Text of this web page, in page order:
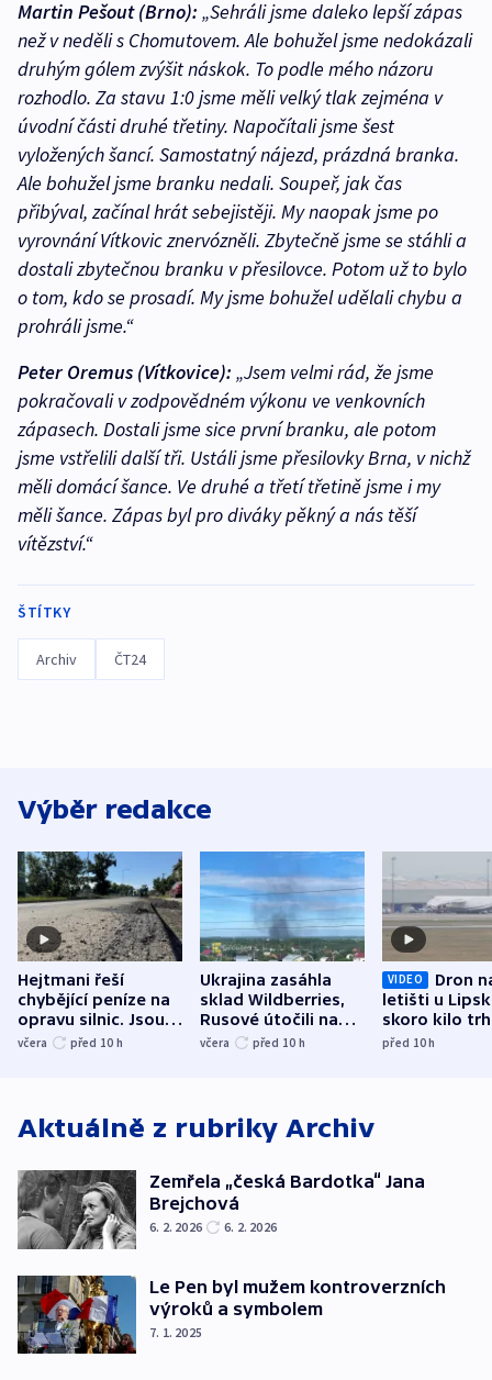
Martin Pešout (Brno): „Sehráli jsme daleko lepší zápas
než v neděli s Chomutovem. Ale bohužel jsme nedokázali
druhým gólem zvýšit náskok. To podle mého názoru
rozhodlo. Za stavu 1:0 jsme měli velký tlak zejména v
úvodní části druhé třetiny. Napočítali jsme šest
vyložených šancí. Samostatný nájezd, prázdná branka.
Ale bohužel jsme branku nedali. Soupeř, jak čas
přibýval, začínal hrát sebejistěji. My naopak jsme po
vyrovnání Vítkovic znervózněli. Zbytečně jsme se stáhli a
dostali zbytečnou branku v přesilovce. Potom už to bylo
o tom, kdo se prosadí. My jsme bohužel udělali chybu a
prohráli jsme.“
Peter Oremus (Vítkovice): „Jsem velmi rád, že jsme
pokračovali v zodpovědném výkonu ve venkovních
zápasech. Dostali jsme sice první branku, ale potom
jsme vstřelili další tři. Ustáli jsme přesilovky Brna, v nichž
měli domácí šance. Ve druhé a třetí třetině jsme i my
měli šance. Zápas byl pro diváky pěkný a nás těší
vítězství.“
ŠTÍTKY
Archiv ČT24
Výběr redakce
Hejtmani řeší
chybějící peníze na
opravu silnic. Jsou
nenárokové, namítá
včera před 10 h
Ukrajina zasáhla
sklad Wildberries,
Rusové útočili na
trh, hasiče či
včera před 10 h
VIDEO
Dron
letišti u
skoro kilo
indicie
před 10h
Aktuálně z rubriky Archiv
Zemřela „česká Bardotka“ Jana
Brejchová
6. 2. 2026 6. 2. 2026
Le Pen byl mužem kontroverzních
výroků a symbolem
7. 1. 2025